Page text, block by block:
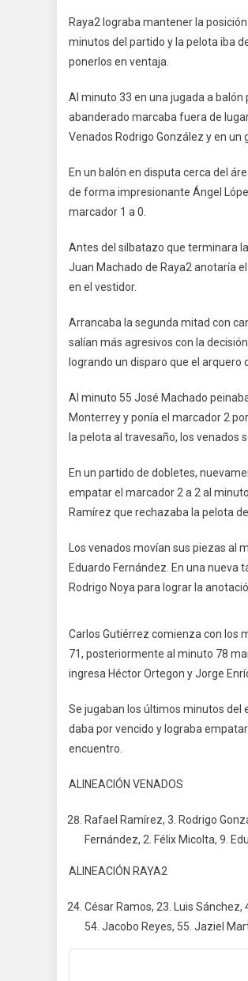
Raya2 lograba mantener la
minutos del partido y la pelota iba
ponerlos en ventaja.
Al minuto 33 en una jugada a
abanderado marcaba fuera de
Venados Rodrigo González y en un
En un balón en disputa cerca del
de forma impresionante Ángel
marcador 1 a 0.
Antes del silbatazo que terminara
Juan Machado de Raya2 anotaría
en el vestidor.
Arrancaba la segunda mitad con
salían más agresivos con la
logrando un disparo que el arquero
Al minuto 55 José Machado
Monterrey y ponía el marcador 2
la pelota al travesaño, los venados
En un partido de dobletes,
empatar el marcador 2 a 2 al
Ramírez que rechazaba la pelota
Los venados movían sus piezas
Eduardo Fernández. En una
Rodrigo Noya para lograr la
Carlos Gutiérrez comienza con los
71, posteriormente al minuto 78
ingresa Héctor Ortegon y Jorge
Se jugaban los últimos minutos del
daba por vencido y lograba
encuentro.
ALINEACIÓN VENADOS
Rafael Ramírez, 3. Rodrigo
Fernández, 2. Félix Micolta, 9.
ALINEACIÓN RAYA2
César Ramos, 23. Luis
54. Jacobo Reyes, 55. Jaziel